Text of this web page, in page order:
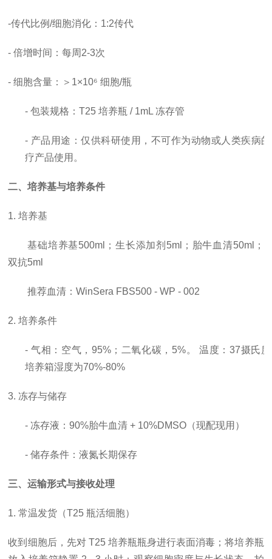
-传代比例/细胞消化 ： 1:2传代
-倍增时间 ：每周 2-3次
- 细胞含量：＞1×10⁶ 细胞/瓶
- 包装规格：T25 培养瓶 / 1mL 冻存管
- 产品用途：仅供科研使用， 不可作为动物或人类疾病
疗产品使用。
二、培养基与培养条件
1. 培养基
基础培养基500ml；生长添加剂5ml；胎牛血清50ml；
双抗5ml
推荐血清：WinSera FBS500 - WP - 002
2. 培养条件
- 气相：空气，95%；二氧化碳，5%。 温度：37摄氏
培养箱湿度为70%-80%
3. 冻存与储存
- 冻存液：90%胎牛血清 + 10%DMSO（现配现用）
- 储存条件：液氮长期保存
三、运输形式与接收处理
1. 常温发货（T25 瓶活细胞）
收到细胞后，先对 T25 培养瓶瓶身进行表面消毒；将培养瓶